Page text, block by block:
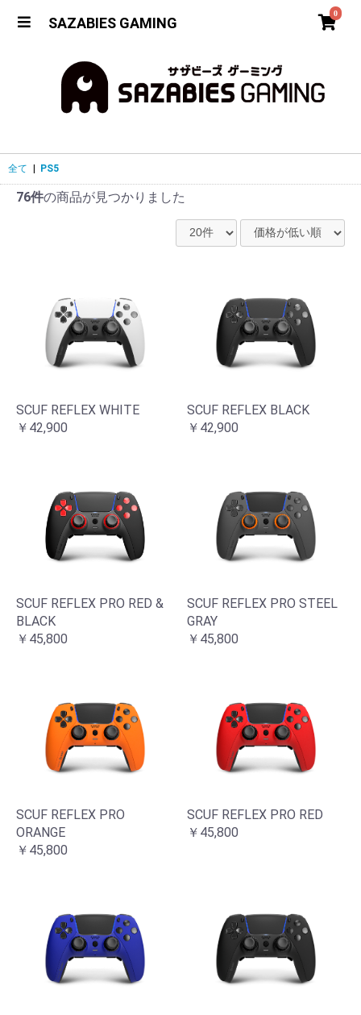
SAZABIES GAMING
0
全て PS5
76件の商品が見つかりました
SCUF REFLEX WHITE
￥42,900
SCUF REFLEX BLACK
￥42,900
SCUF REFLEX PRO RED &
BLACK
￥45,800
SCUF REFLEX PRO STEEL
GRAY
￥45,800
SCUF REFLEX PRO
ORANGE
￥45,800
SCUF REFLEX PRO RED
￥45,800